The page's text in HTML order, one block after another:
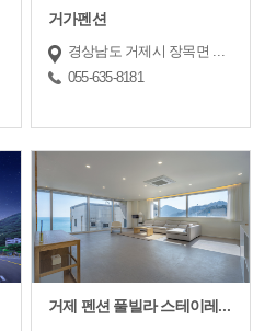
거가펜션
경상남도 거제시 장목면 거제북로 2720
055-635-8181
거제 펜션 풀빌라 스테이레브소유